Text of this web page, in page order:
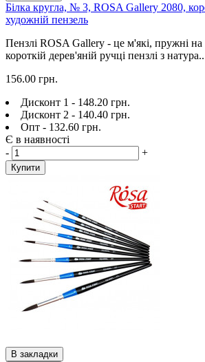
Білка кругла, № 3, ROSA Gallery 2080,
художній пензель
Пензлі ROSA Gallery - це м'які, пружні на
короткій дерев'яній ручці пензлі з натура..
156.00 грн.
Дисконт 1 - 148.20 грн.
Дисконт 2 - 140.40 грн.
Опт - 132.60 грн.
Є в наявності
-
+
Купити
В закладки